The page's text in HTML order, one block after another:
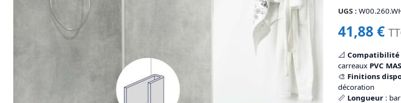
UGS :
41,88 €
📐 Compatibilité
carreaux PVC
🎨 Finitions
décoration
📏 Longueur :